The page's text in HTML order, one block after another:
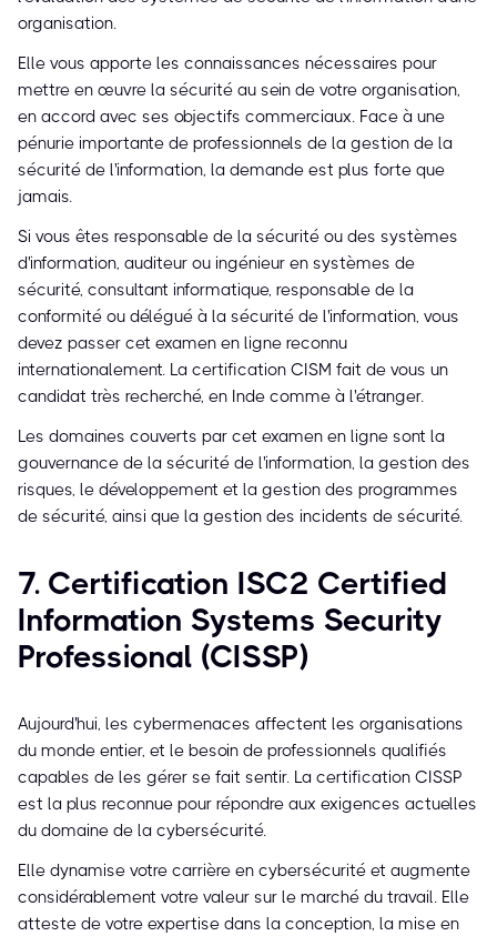
organisation.
Elle vous apporte les connaissances nécessaires pour
mettre en œuvre la sécurité au sein de votre organisation,
en accord avec ses objectifs commerciaux. Face à une
pénurie importante de professionnels de la gestion de la
sécurité de l'information, la demande est plus forte que
jamais.
Si vous êtes responsable de la sécurité ou des systèmes
d'information, auditeur ou ingénieur en systèmes de
sécurité, consultant informatique, responsable de la
conformité ou délégué à la sécurité de l'information, vous
devez passer cet examen en ligne reconnu
internationalement. La certification CISM fait de vous un
candidat très recherché, en Inde comme à l'étranger.
Les domaines couverts par cet examen en ligne sont la
gouvernance de la sécurité de l'information, la gestion des
risques, le développement et la gestion des programmes
de sécurité, ainsi que la gestion des incidents de sécurité.
7. Certification ISC2 Certified
Information Systems Security
Professional (CISSP)
Aujourd'hui, les cybermenaces affectent les organisations
du monde entier, et le besoin de professionnels qualifiés
capables de les gérer se fait sentir. La certification CISSP
est la plus reconnue pour répondre aux exigences actuelles
du domaine de la cybersécurité.
Elle dynamise votre carrière en cybersécurité et augmente
considérablement votre valeur sur le marché du travail. Elle
atteste de votre expertise dans la conception, la mise en